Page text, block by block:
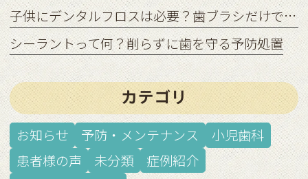
子供にデンタルフロスは必要？歯ブラシだけでは足りない理由
シーラントって何？削らずに歯を守る予防処置
カテゴリ
お知らせ 予防・メンテナンス
小児歯科
患者様の声
未分類
症例紹介